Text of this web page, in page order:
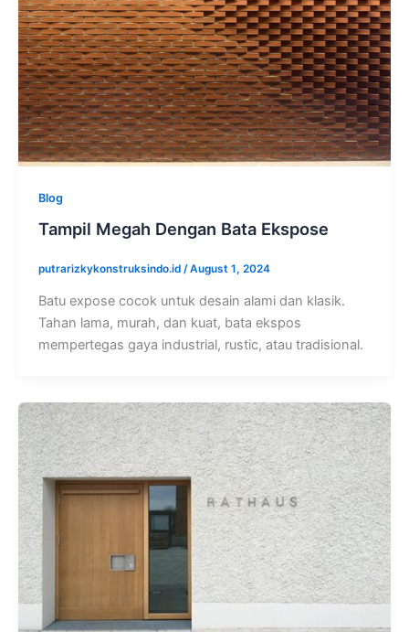
Blog
Tampil Megah Dengan Bata Ekspose
putrarizkykonstruksindo.id /August 1, 2024
Batu expose cocok untuk desain alami dan klasik.
Tahan lama, murah, dan kuat, bata ekspos
mempertegas gaya industrial, rustic, atau tradisional.